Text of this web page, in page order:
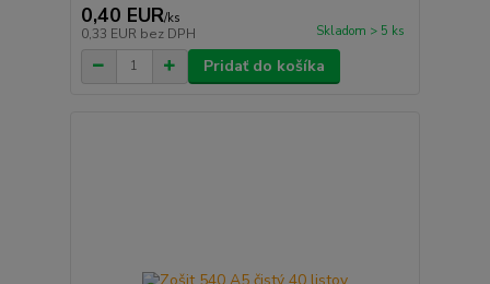
0,40 EUR/ks
0,33 EUR bez DPH Skladom > 5 ks
Pridať do košíka